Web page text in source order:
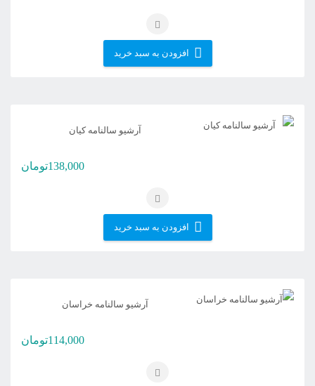
افزودن به سبد خرید
آرشیو سالنامه کیان
138,000تومان
افزودن به سبد خرید
آرشیو سالنامه خراسان
114,000تومان